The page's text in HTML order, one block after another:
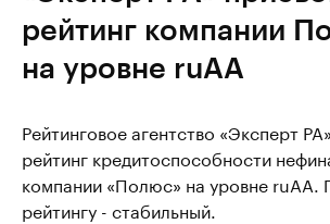
рейтинг компании
на уровне ruAA
Рейтинговое агентство «Эксперт
рейтинг кредитоспособности
компании «Полюс» на уровне ruAA.
рейтингу - стабильный.